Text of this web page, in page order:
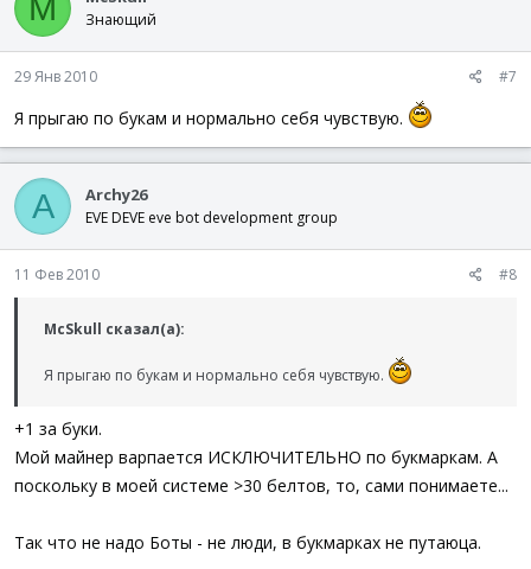
M Знающий
29 Янв 2010 #7
Я прыгаю по букам и нормально себя чувствую.
A Archy26
EVE DEVE eve bot development group
11 Фев 2010 #8
McSkull сказал(а):
Я прыгаю по букам и нормально себя чувствую.
+1 за буки.
Мой майнер варпается ИСКЛЮЧИТЕЛЬНО по букмаркам. А
поскольку в моей системе >30 белтов, то, сами понимаете...
Так что не надо Боты - не люди, в букмарках не путаюца.